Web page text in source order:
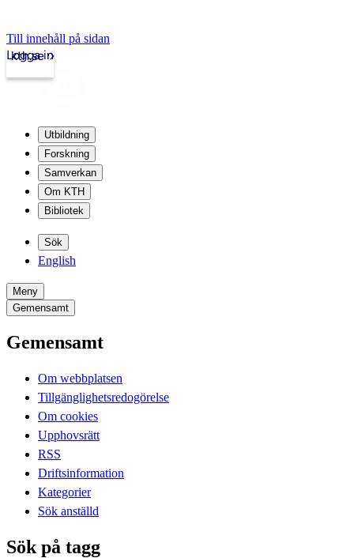
Till innehåll på sidan
kth.se
Logga in
Utbildning
Forskning
Samverkan
Om KTH
Bibliotek
Sök
English
Meny
Gemensamt
Gemensamt
Om webbplatsen
Tillgänglighetsredogörelse
Om cookies
Upphovsrätt
RSS
Driftsinformation
Kategorier
Sök anställd
Sök på tagg